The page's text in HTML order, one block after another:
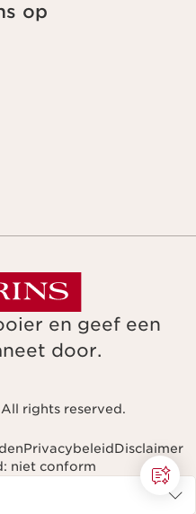
op
en geef een
door.
rights reserved.
PrivacybeleidDisclaimer
niet conform